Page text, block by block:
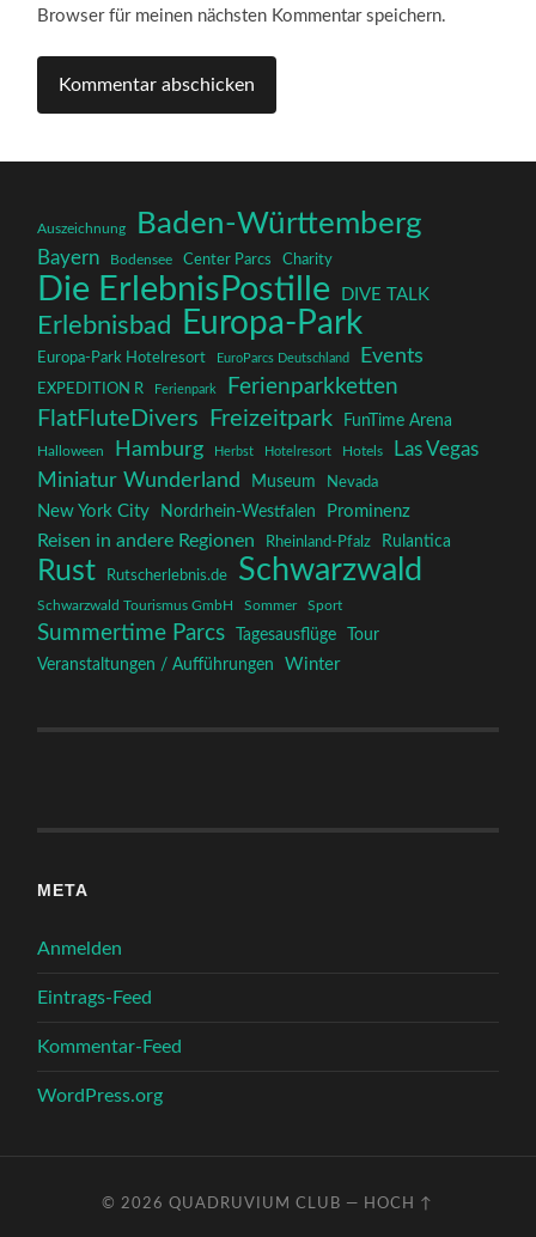
Browser für meinen nächsten Kommentar speichern.
Auszeichnung Baden-Württemberg
Bayern Bodensee Center Parcs Charity
Die ErlebnisPostille DIVE TALK
Erlebnisbad Europa-Park
Europa-Park Hotelresort EuroParcs Deutschland Events
EXPEDITION R Ferienpark Ferienparkketten
FlatFluteDivers Freizeitpark FunTime Arena
Halloween Hamburg Herbst Hotelresort Hotels
Las Vegas
Miniatur Wunderland
Museum Nevada
New York City Nordrhein-Westfalen Prominenz
Reisen in andere Regionen Rheinland-Pfalz Rulantica
Rust Rutscherlebnis.de Schwarzwald
Schwarzwald Tourismus GmbH Sommer Sport
Summertime Parcs Tagesausflüge
Tour
Veranstaltungen / Aufführungen
Winter
META
Anmelden
Eintrags-Feed
Kommentar-Feed
WordPress.org
© 2026QUADRUVIUM CLUB — HOCH ↑